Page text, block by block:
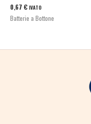
0,67 € IVATO
Batterie a Bottone